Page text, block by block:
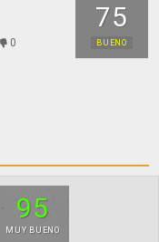
75
BUENO
0
95
MUY BUENO